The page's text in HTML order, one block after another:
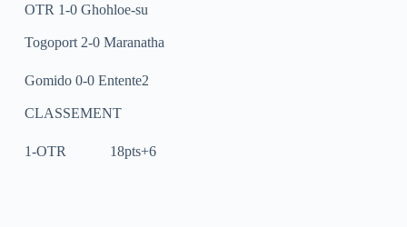
OTR 1-0 Ghohloe-su
Togoport 2-0 Maranatha
Gomido 0-0 Entente2
CLASSEMENT
1-OTR 18pts+6